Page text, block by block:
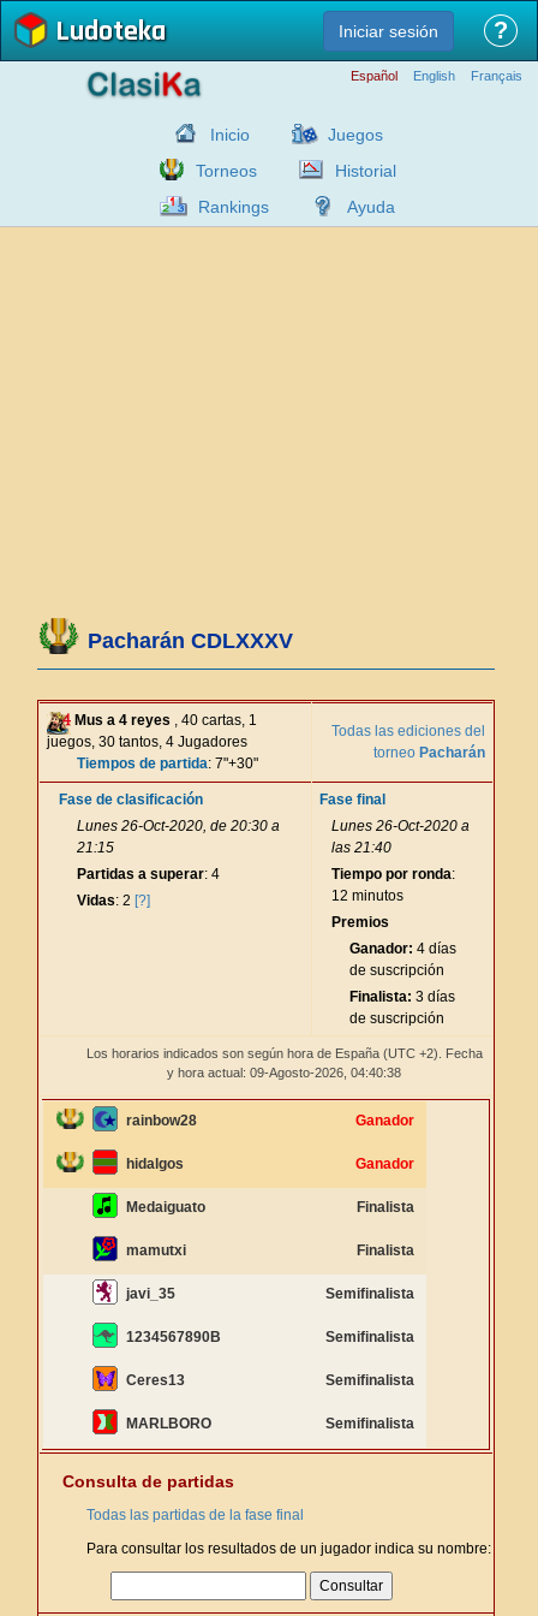
Ludoteka Iniciar sesión ?
Español English Français
Inicio
Juegos
Torneos
Historial
Rankings
Ayuda
Pacharán CDLXXXV
Mus a 4 reyes , 40 cartas, 1
juegos, 30 tantos, 4 Jugadores
Tiempos de partida: 7"+30"
Todas las ediciones del
torneo Pacharán
Fase de clasificación
Lunes 26-Oct-2020, de 20:30 a
21:15
Partidas a superar: 4
Vidas: 2 [?]
Fase final
Lunes 26-Oct-2020 a
las 21:40
Tiempo por ronda:
12 minutos
Premios
Ganador: 4 días
de suscripción
Finalista: 3 días
de suscripción
Los horarios indicados son según hora de España (UTC +2). Fecha
y hora actual: 09-Agosto-2026, 04:40:38
rainbow28 Ganador
hidalgos Ganador
Medaiguato Finalista
mamutxi Finalista
javi_35 Semifinalista
1234567890B Semifinalista
Ceres13 Semifinalista
MARLBORO Semifinalista
Consulta de partidas
Todas las partidas de la fase final
Para consultar los resultados de un jugador indica su nombre: